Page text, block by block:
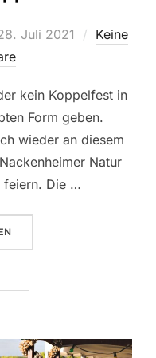
Juli 2021
Keine
kein Koppelfest in
Form geben.
wieder an diesem
Natur
feiern. Die …
„KOMMET ZUHAUF: EIN